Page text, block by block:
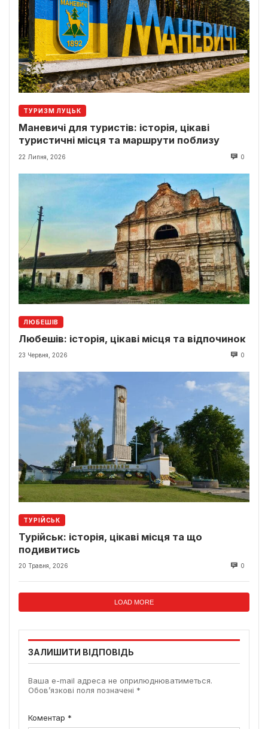
ТУРИЗМ ЛУЦЬК
Маневичі для туристів: історія, цікаві
туристичні місця та маршрути поблизу
22 Липня, 2026 0
ЛЮБЕШІВ
Любешів: історія, цікаві місця та відпочинок
23 Червня, 2026 0
ТУРІЙСЬК
Турійськ: історія, цікаві місця та що
подивитись
20 Травня, 2026 0
LOAD MORE
ЗАЛИШИТИ ВІДПОВІДЬ
Ваша e-mail адреса не оприлюднюватиметься.
Обов’язкові поля позначені *
Коментар *